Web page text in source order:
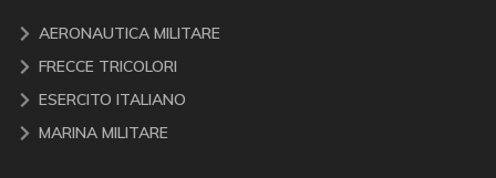
AERONAUTICA MILITARE
FRECCE TRICOLORI
ESERCITO ITALIANO
MARINA MILITARE